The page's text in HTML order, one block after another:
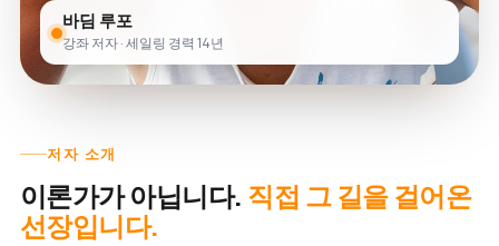
바딤 루포
강좌 저자 · 세일링 경력 14년
저자 소개
이론가가 아닙니다. 직접 그 길을 걸어온
선장입니다.